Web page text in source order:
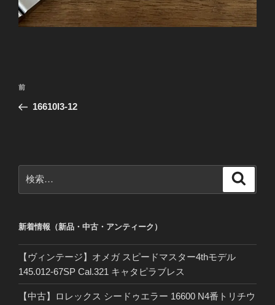
投
ナ
ー
シ
前
の
前
16610l3-12
索:
新着情報（新品・中古・アンティーク）
【ヴィンテージ】オメガ スピードマスター4thモデル
145.012-67SP Cal.321 キャタピラブレス
【中古】ロレックス シードゥエラー 16600 N4番トリチウ